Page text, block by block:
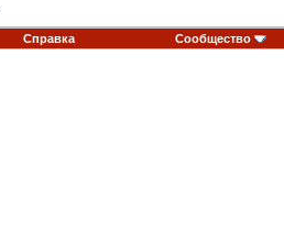
Справка Сообщество